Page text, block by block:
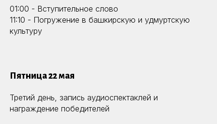
01:00 - Вступительное слово
11:10 - Погружение в башкирскую и удмуртскую
культуру
Пятница 22 мая
Третий день, запись аудиоспектаклей и
награждение победителей